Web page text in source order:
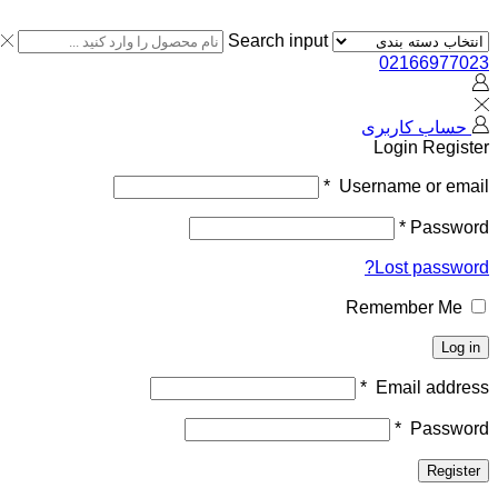
Search input
02166977023
حساب کاربری
Login Register
Username or email
*
Password
*
Lost password?
Remember Me
Log in
Email address
*
Password
*
Register